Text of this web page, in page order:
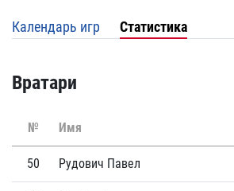
Календарь игр Статистика
Вратари
№ Имя
50 Рудович Павел